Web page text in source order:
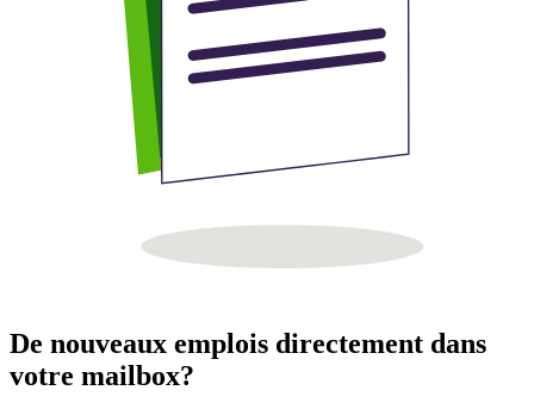
De nouveaux emplois directement dans
votre mailbox?